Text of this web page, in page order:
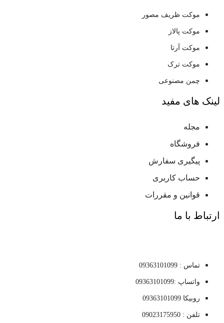
موکت ظریف مصور
موکت پالاز
موکت آرتا
موکت ترک
چمن مصنوعی
لینک های مفید
مجله
فروشگاه
پیگیری سفارش
حساب کاربری
قوانین و مقررات
ارتباط با ما
تماس : 09363101099
واتساپ :09363101099
روبیکا 09363101099
تلفن : 09023175950